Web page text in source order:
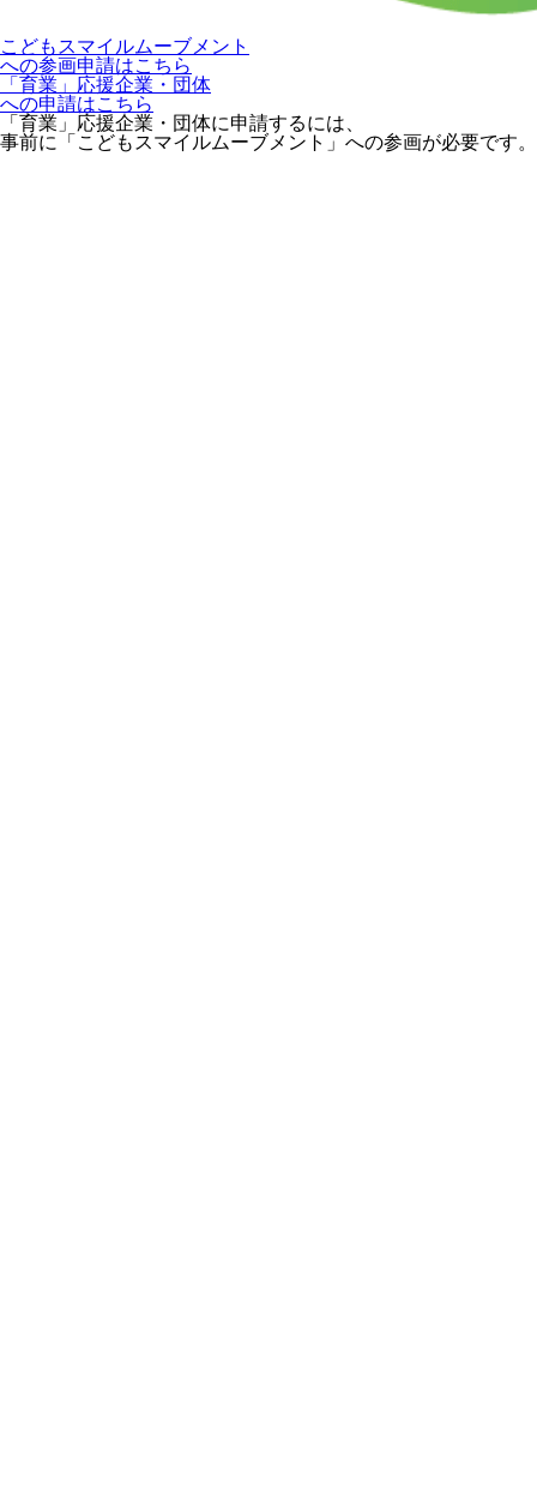
こどもスマイルムーブメント
への参画申請はこちら
「育業」応援企業・団体
への申請はこちら
「育業」応援企業・団体に申請するには、
事前に「こどもスマイルムーブメント」への参画が必要です。